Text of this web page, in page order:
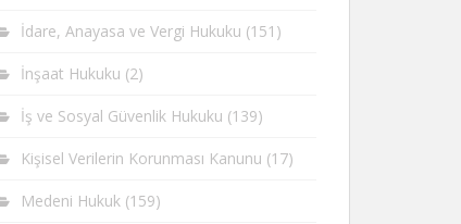
İdare, Anayasa ve Vergi Hukuku (151)
İnşaat Hukuku (2)
İş ve Sosyal Güvenlik Hukuku (139)
Kişisel Verilerin Korunması Kanunu (17)
Medeni Hukuk (159)